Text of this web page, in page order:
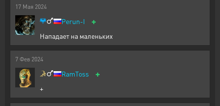
17 Мая 2024
Perun-I +
Нападает на маленьких
7 Фев 2024
RamToss +
+